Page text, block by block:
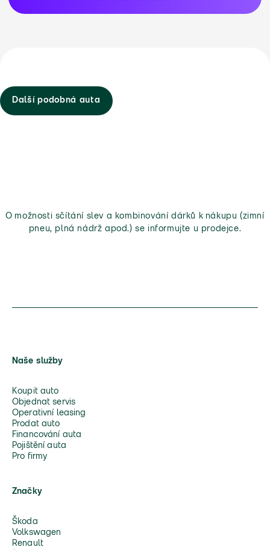
Další podobná auta
O možnosti sčítání slev a kombinování dárků k nákupu (zimní
pneu, plná nádrž apod.) se informujte u prodejce.
Naše služby
Koupit auto
Objednat servis
Operativní leasing
Prodat auto
Financování auta
Pojištění auta
Pro firmy
Značky
Škoda
Volkswagen
Renault